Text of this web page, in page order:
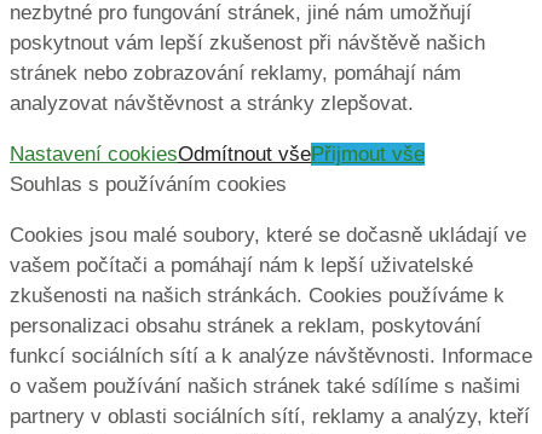
nezbytné pro fungování stránek, jiné nám umožňují
poskytnout vám lepší zkušenost při návštěvě našich
stránek nebo zobrazování reklamy, pomáhají nám
analyzovat návštěvnost a stránky zlepšovat.
Nastavení cookiesOdmítnout všePřijmout vše
Souhlas s používáním cookies
Cookies jsou malé soubory, které se dočasně ukládají ve
vašem počítači a pomáhají nám k lepší uživatelské
zkušenosti na našich stránkách. Cookies používáme k
personalizaci obsahu stránek a reklam, poskytování
funkcí sociálních sítí a k analýze návštěvnosti. Informace
o vašem používání našich stránek také sdílíme s našimi
partnery v oblasti sociálních sítí, reklamy a analýzy, kteří